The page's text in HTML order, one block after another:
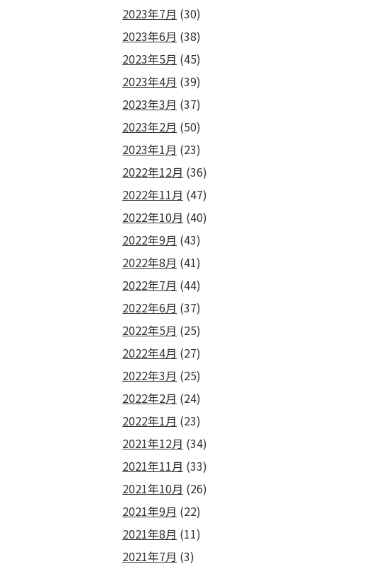
2023年7月 (30)
2023年6月 (38)
2023年5月 (45)
2023年4月 (39)
2023年3月 (37)
2023年2月 (50)
2023年1月 (23)
2022年12月 (36)
2022年11月 (47)
2022年10月 (40)
2022年9月 (43)
2022年8月 (41)
2022年7月 (44)
2022年6月 (37)
2022年5月 (25)
2022年4月 (27)
2022年3月 (25)
2022年2月 (24)
2022年1月 (23)
2021年12月 (34)
2021年11月 (33)
2021年10月 (26)
2021年9月 (22)
2021年8月 (11)
2021年7月 (3)